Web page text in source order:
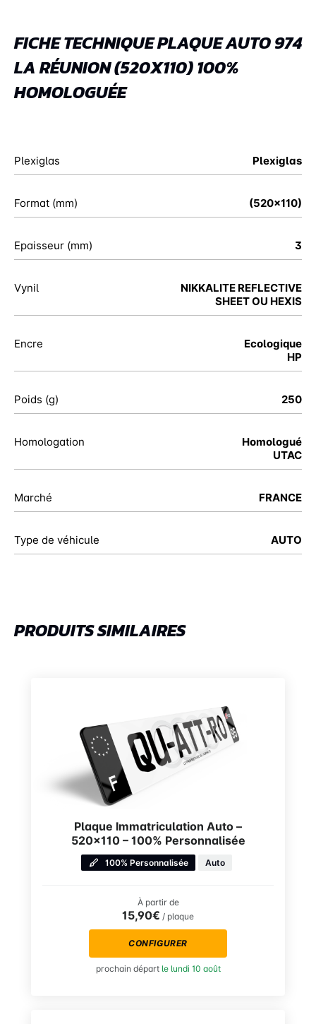
FICHE TECHNIQUE PLAQUE AUTO 974
LA RÉUNION (520X110) 100%
HOMOLOGUÉE
Plexiglas Plexiglas
Format (mm) (520x110)
Epaisseur (mm) 3
Vynil
NIKKALITE REFLECTIVE
SHEET OU HEXIS
Encre
Ecologique
HP
Poids (g) 250
Homologation
Homologué
UTAC
Marché FRANCE
Type de véhicule AUTO
PRODUITS SIMILAIRES
Plaque Immatriculation Auto –
520×110 – 100% Personnalisée
100% Personnalisée Auto
À partir de
15,90€ / plaque
CONFIGURER
prochain départ le lundi 10 août